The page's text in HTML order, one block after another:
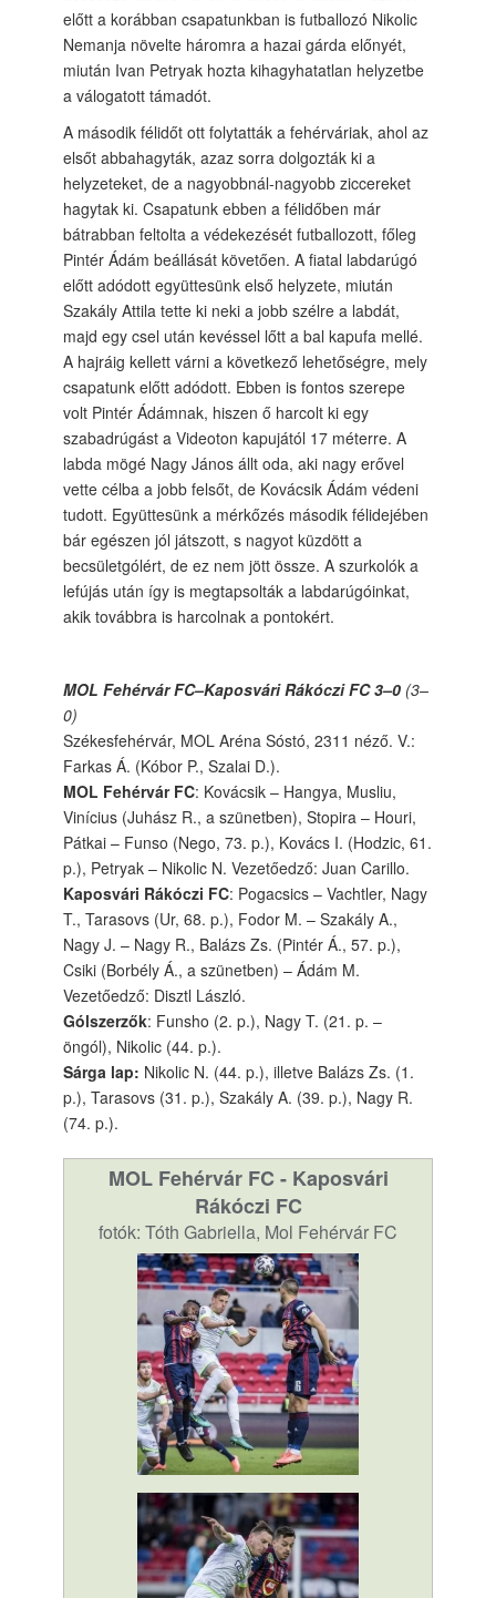
előtt a korábban csapatunkban is futballozó Nikolic
Nemanja növelte háromra a hazai gárda előnyét,
miután Ivan Petryak hozta kihagyhatatlan helyzetbe
a válogatott támadót.
A második félidőt ott folytatták a fehérváriak, ahol az
elsőt abbahagyták, azaz sorra dolgozták ki a
helyzeteket, de a nagyobbnál-nagyobb ziccereket
hagytak ki. Csapatunk ebben a félidőben már
bátrabban feltolta a védekezését futballozott, főleg
Pintér Ádám beállását követően. A fiatal labdarúgó
előtt adódott együttesünk első helyzete, miután
Szakály Attila tette ki neki a jobb szélre a labdát,
majd egy csel után kevéssel lőtt a bal kapufa mellé.
A hajráig kellett várni a következő lehetőségre, mely
csapatunk előtt adódott. Ebben is fontos szerepe
volt Pintér Ádámnak, hiszen ő harcolt ki egy
szabadrúgást a Videoton kapujától 17 méterre. A
labda mögé Nagy János állt oda, aki nagy erővel
vette célba a jobb felsőt, de Kovácsik Ádám védeni
tudott. Együttesünk a mérkőzés második félidejében
bár egészen jól játszott, s nagyot küzdött a
becsületgólért, de ez nem jött össze. A szurkolók a
lefújás után így is megtapsolták a labdarúgóinkat,
akik továbbra is harcolnak a pontokért.
MOL Fehérvár FC–Kaposvári Rákóczi FC 3–0 (3–
0)
Székesfehérvár, MOL Aréna Sóstó, 2311 néző. V.:
Farkas Á. (Kóbor P., Szalai D.).
MOL Fehérvár FC: Kovácsik – Hangya, Musliu,
Vinícius (Juhász R., a szünetben), Stopira – Houri,
Pátkai – Funso (Nego, 73. p.), Kovács I. (Hodzic, 61.
p.), Petryak – Nikolic N. Vezetőedző: Juan Carillo.
Kaposvári Rákóczi FC: Pogacsics – Vachtler, Nagy
T., Tarasovs (Ur, 68. p.), Fodor M. – Szakály A.,
Nagy J. – Nagy R., Balázs Zs. (Pintér Á., 57. p.),
Csiki (Borbély Á., a szünetben) – Ádám M.
Vezetőedző: Disztl László.
Gólszerzők: Funsho (2. p.), Nagy T. (21. p. –
öngól), Nikolic (44. p.).
Sárga lap: Nikolic N. (44. p.), illetve Balázs Zs. (1.
p.), Tarasovs (31. p.), Szakály A. (39. p.), Nagy R.
(74. p.).
MOL Fehérvár FC - Kaposvári
Rákóczi FC
fotók: Tóth Gabriella, Mol Fehérvár FC